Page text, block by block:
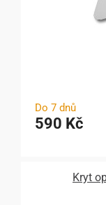
Do 7 dnů
590 Kč
Kryt